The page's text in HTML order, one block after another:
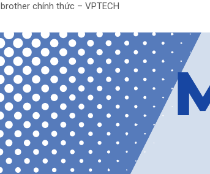
brother chính thức – VPTECH